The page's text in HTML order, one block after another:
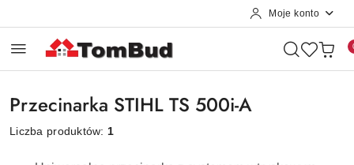
Moje konto
Przecinarka STIHL TS 500i-A
Liczba produktów: 1